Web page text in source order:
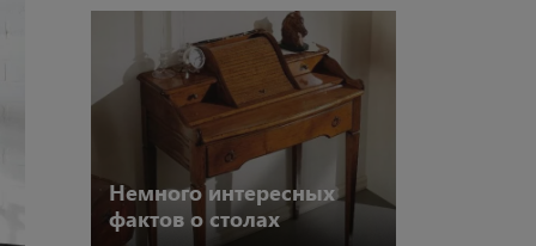
Немного интересных
фактов о столах